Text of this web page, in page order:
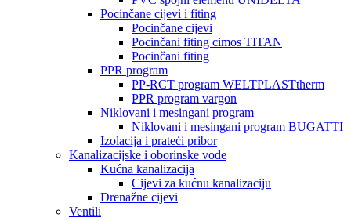
Pocinčane cijevi i fiting
Pocinčane cijevi
Pocinčani fiting cimos TITAN
Pocinčani fiting
PPR program
PP-RCT program WELTPLASTtherm
PPR program vargon
Niklovani i mesingani program
Niklovani i mesingani program BUGATTI
Izolacija i prateći pribor
Kanalizacijske i oborinske vode
Kućna kanalizacija
Cijevi za kućnu kanalizaciju
Drenažne cijevi
Ventili